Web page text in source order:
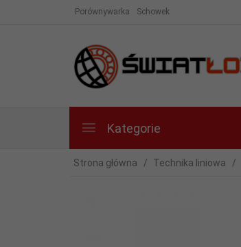
Porównywarka Schowek
Kategorie
Strona główna Technika liniowa